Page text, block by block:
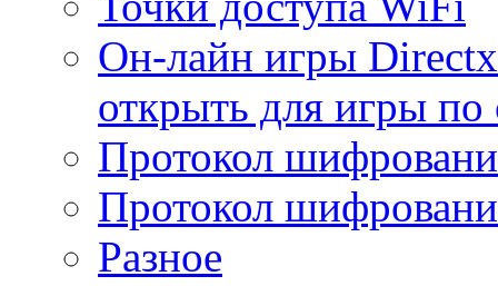
Он-лайн игры
открыть для игры по
Протокол
Протокол
Разное